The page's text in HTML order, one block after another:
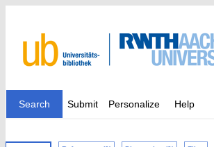
Search Submit Personalize Help